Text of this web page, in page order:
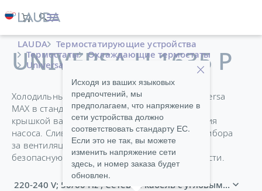
LAUDA
Термостатирующие устройства
Термостаты
Охлаждающие термостаты
Universa
UNIVERSA U 1635 P
Холодильные термостаты Universa PRO и Universa
MAX в стандартной комплектации оснащены
крышкой ванны и патрубками для подключения
насоса. Сливной кран на передней панели прибора
за вентиляционной решеткой облегчает
безопасную замену термостатирующей жидкости.
220-240 V; 50/60 Hz , Сетевой кабель с угловым
Исходя из ваших языковых
предпочтений, мы
предполагаем, что напряжение в
сети устройства должно
соответствовать стандарту ЕС.
Если это не так, вы можете
изменить напряжение сети
здесь, и номер заказа будет
обновлен.